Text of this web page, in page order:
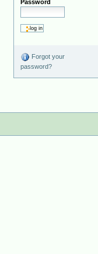
Password
Forgot your
password?